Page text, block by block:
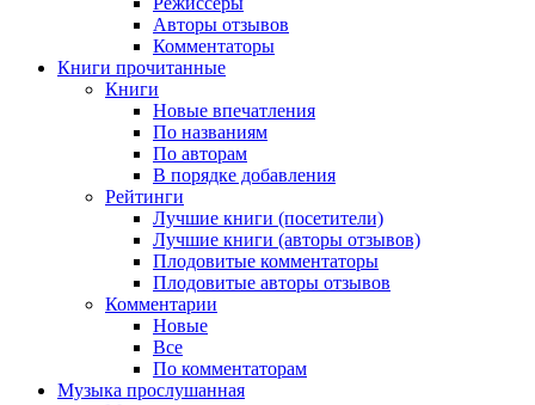
Авторы отзывов
Комментаторы
Книги прочитанные
Книги
Новые впечатления
По названиям
По авторам
В порядке добавления
Рейтинги
Лучшие книги (посетители)
Лучшие книги (авторы отзывов)
Плодовитые комментаторы
Плодовитые авторы отзывов
Комментарии
Новые
Все
По комментаторам
Музыка прослушанная